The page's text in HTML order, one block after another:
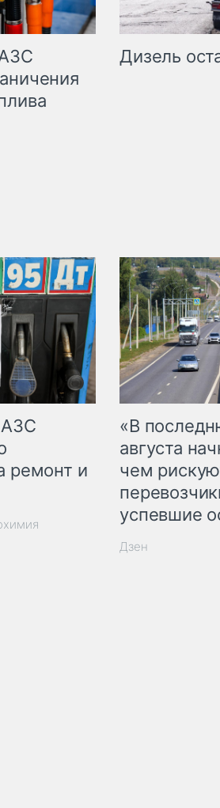
Дизель
АЗС
ремонт и
«В
августа
чем
успевшие
Дзен